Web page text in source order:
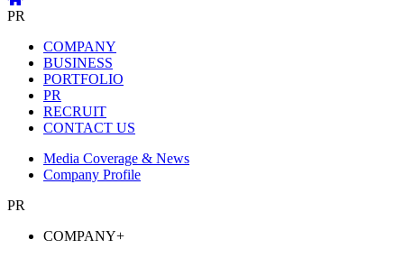
PR
COMPANY
BUSINESS
PORTFOLIO
PR
RECRUIT
CONTACT US
Media Coverage & News
Company Profile
PR
COMPANY+